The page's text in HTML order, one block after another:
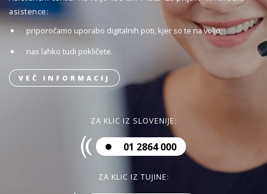
asistence:
priporočamo uporabo digitalnih poti, kjer so te na voljo;
nas lahko tudi pokličete.
VEČ INFORMACIJ
ZA KLIC IZ SLOVENIJE:
01 2864 000
ZA KLIC IZ TUJINE: